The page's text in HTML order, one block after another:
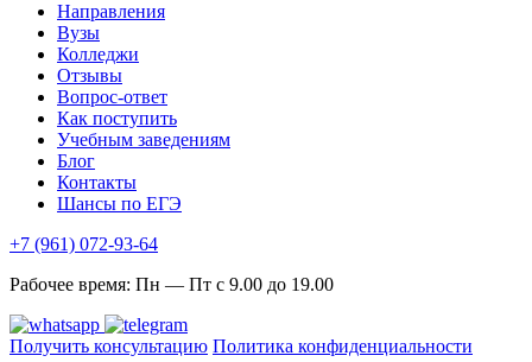
Направления
Вузы
Колледжи
Отзывы
Вопрос-ответ
Как поступить
Учебным заведениям
Блог
Контакты
Шансы по ЕГЭ
+7 (961) 072-93-64
Рабочее время: Пн — Пт с 9.00 до 19.00
Получить консультацию Политика конфиденциальности